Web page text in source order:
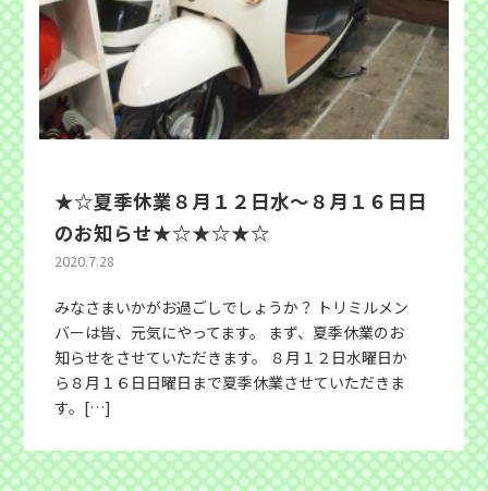
★☆夏季休業８月１２日水～８月１６日日
のお知らせ★☆★☆★☆
2020.7.28
みなさまいかがお過ごしでしょうか？ トリミルメン
バーは皆、元気にやってます。 まず、夏季休業のお
知らせをさせていただきます。 ８月１２日水曜日か
ら８月１６日日曜日まで夏季休業させていただきま
す。[…]